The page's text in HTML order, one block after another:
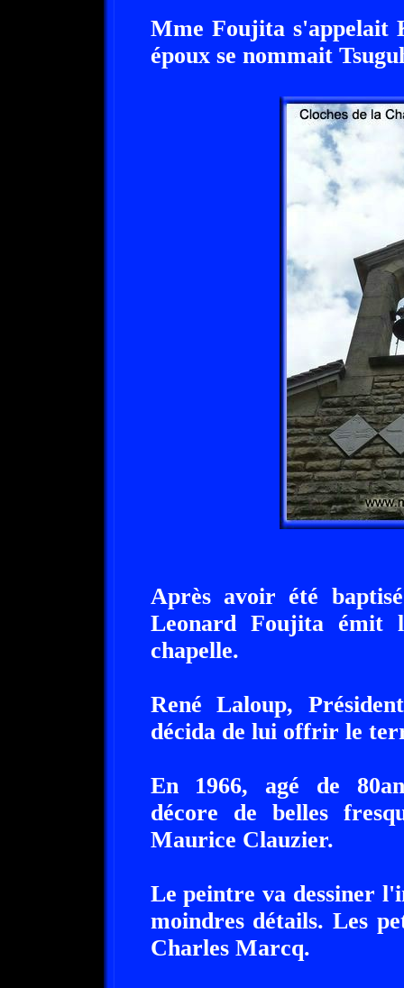
Mme Foujita s'appelait
époux se nommait
Après avoir été
Leonard Foujita émit
chapelle.
René Laloup,
décida de lui offrir le
En 1966, agé de
décore de belles
Maurice Clauzier.
Le peintre va dessiner
moindres détails. Les
Charles Marcq.